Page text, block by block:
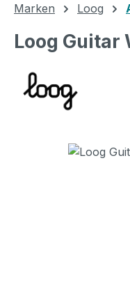
Marken Loog
Loog Guitar
Bildergalerie